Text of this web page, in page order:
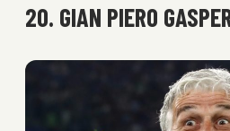
20. GIAN PIERO